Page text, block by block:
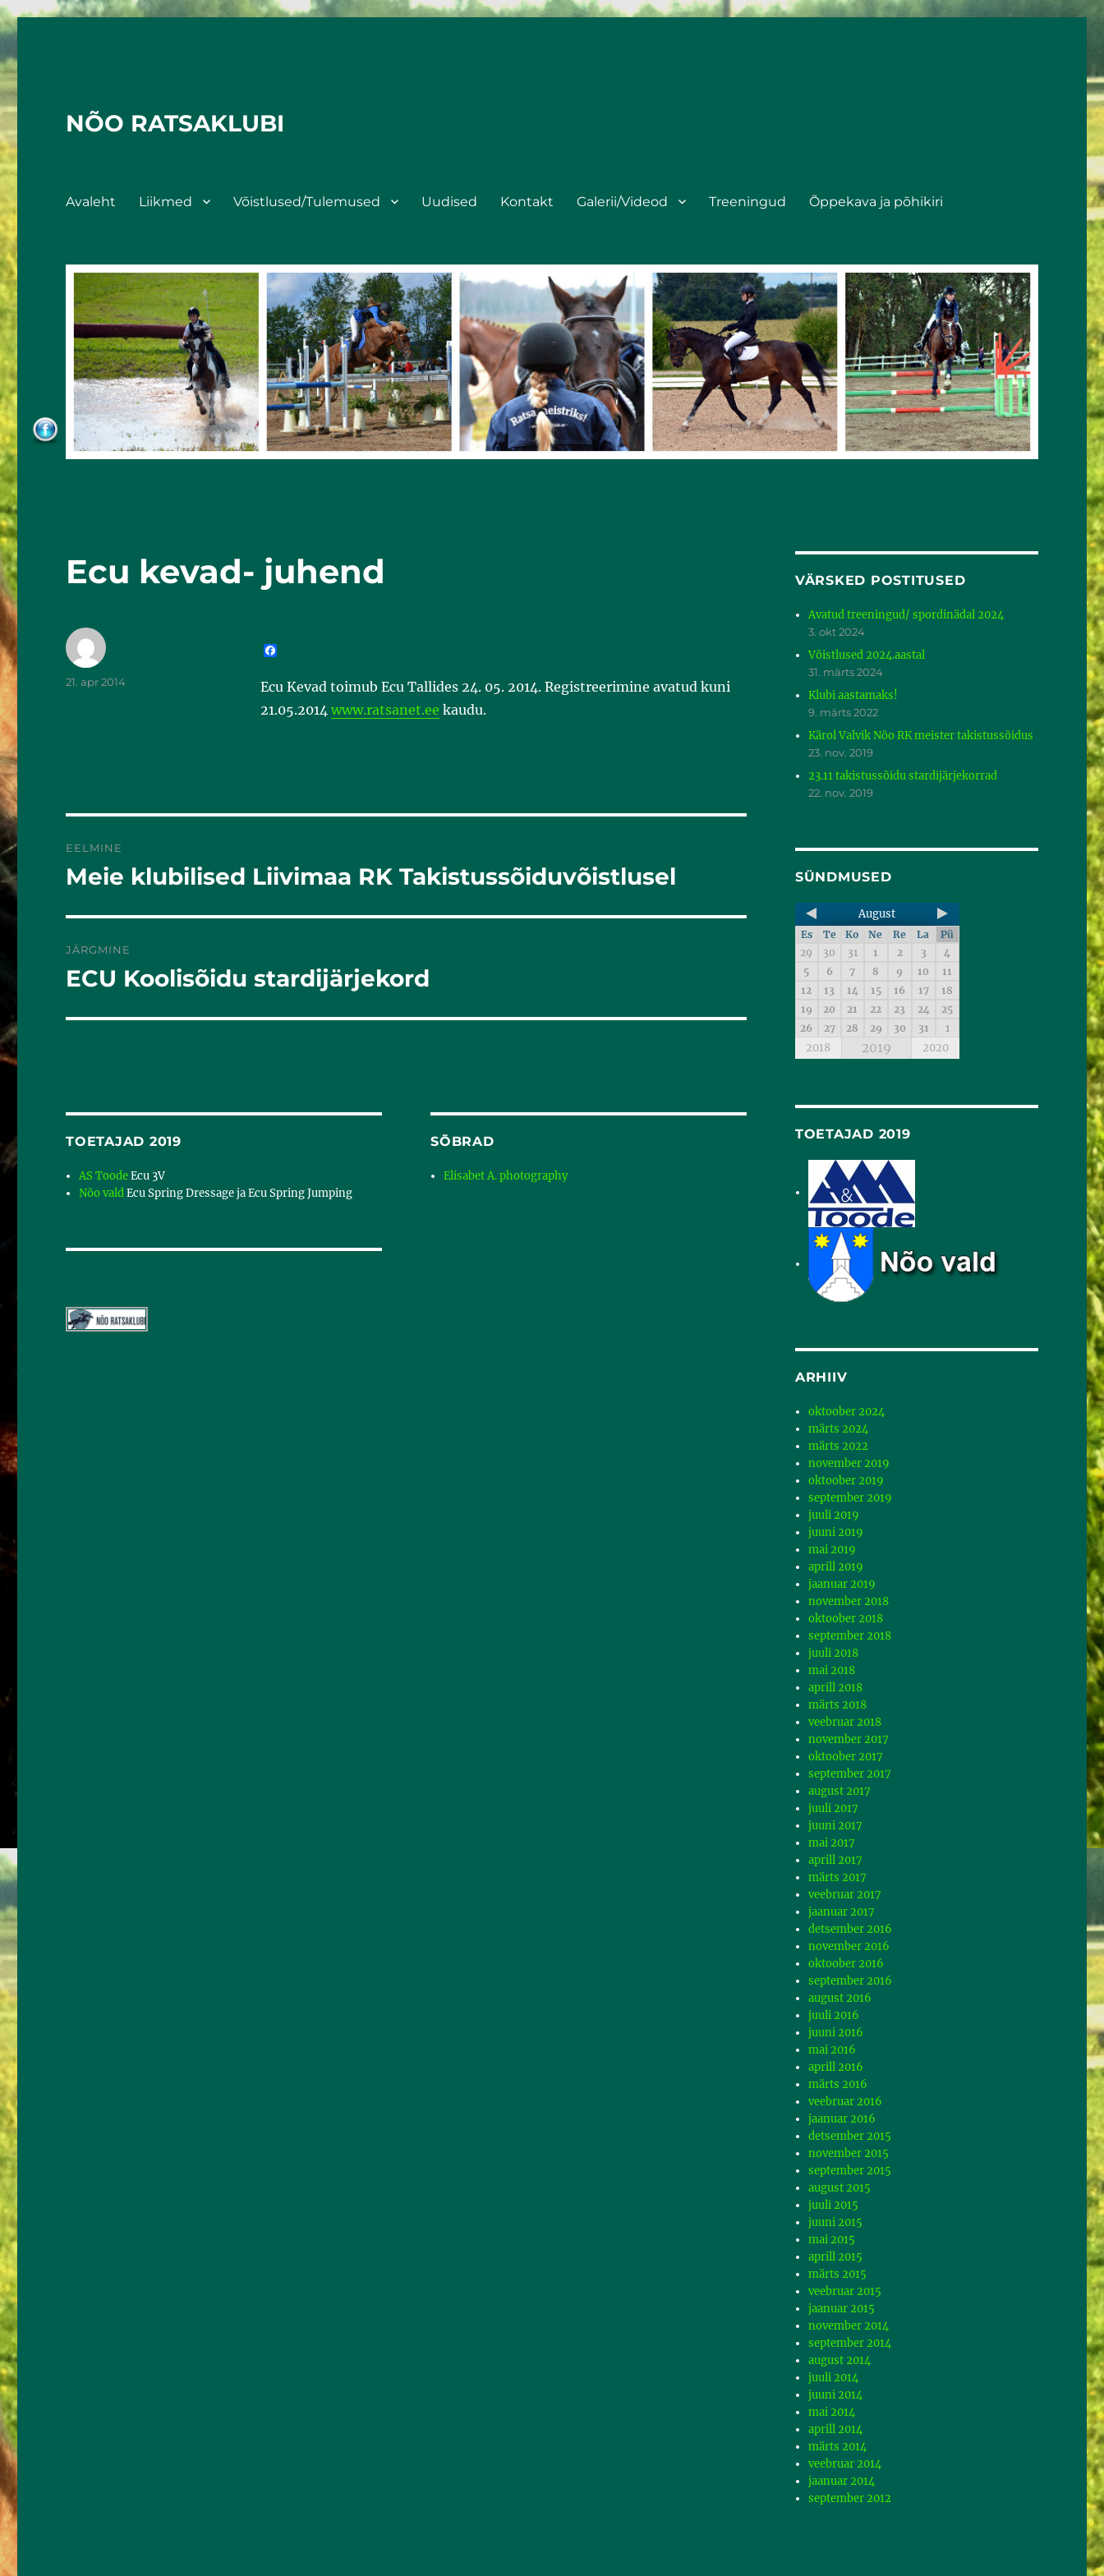
NÕO RATSAKLUBI
Avaleht Liikmed Võistlused/Tulemused Uudised Kontakt Galerii/Videod Treeningud Õppekava ja põhikiri
Ecu kevad- juhend
F
e
b
o
Ecu Kevad toimub Ecu Tallides 24. 05. 2014. Registreerimine avatud kuni
21.05.2014 www.ratsanet.ee kaudu.
21. apr 2014
EELMINE
Eelmine
Meie klubilised Liivimaa RK Takistussõiduvõistlusel
JÄRGMINE
Järgmine
ECU Koolisõidu stardijärjekord
TOETAJAD 2019
AS ToodeEcu 3V
Nõo valdEcu Spring Dressage ja Ecu Spring Jumping
SÕBRAD
Elisabet A. photography
VÄRSKED POSTITUSED
Avatud treeningud/ spordinädal 2024
3. okt 2024
Võistlused 2024.aastal
31. märts 2024
Klubi aastamaks!
9. märts 2022
Kärol Valvik Nõo RK meister takistussõidus
23. nov. 2019
23.11 takistussõidu stardijärjekorrad
22. nov. 2019
SÜNDMUSED
August
Es Te Ko Ne Re La
Pü
29
30 31 1 2 3
4
5
6 7 8 9 10
11
12
13 14 15 16 17
18
19
20 21 22 23 24
25
26
27 28 29 30 31 1
2018 2019 2020
TOETAJAD 2019
ARHIIV
oktoober 2024
märts 2024
märts 2022
november 2019
oktoober 2019
september 2019
juuli 2019
juuni 2019
mai 2019
aprill 2019
jaanuar 2019
november 2018
oktoober 2018
september 2018
juuli 2018
mai 2018
aprill 2018
märts 2018
veebruar 2018
november 2017
oktoober 2017
september 2017
august 2017
juuli 2017
juuni 2017
mai 2017
aprill 2017
märts 2017
veebruar 2017
jaanuar 2017
detsember 2016
november 2016
oktoober 2016
september 2016
august 2016
juuli 2016
juuni 2016
mai 2016
aprill 2016
märts 2016
veebruar 2016
jaanuar 2016
detsember 2015
november 2015
september 2015
august 2015
juuli 2015
juuni 2015
mai 2015
aprill 2015
märts 2015
veebruar 2015
jaanuar 2015
november 2014
september 2014
august 2014
juuli 2014
juuni 2014
mai 2014
aprill 2014
märts 2014
veebruar 2014
jaanuar 2014
september 2012